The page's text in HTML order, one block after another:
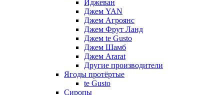
Иджеван
Джем YAN
Джем Агроянс
Джем Фрут Ланд
Джем te Gusto
Джем Шамб
Джем Ararat
Другие производители
Ягоды протёртые
te Gusto
Сиропы